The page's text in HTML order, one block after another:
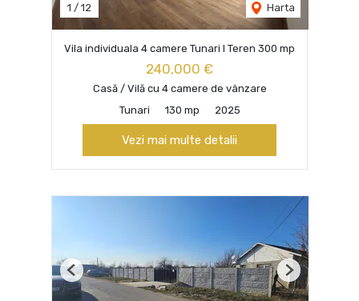
1 / 12 Harta
Vila individuala 4 camere Tunari I Teren 300 mp
240,000 €
Casă / Vilă cu 4 camere de vânzare
Tunari
130 mp 2025
Vezi mai multe detalii
Previous Next